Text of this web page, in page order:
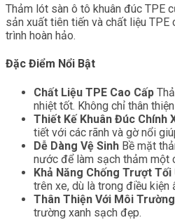
Thảm lót sàn ô tô khuân đúc TPE
sản xuất tiên tiến và chất liệu
trình hoàn hảo.
Đặc Điểm Nổi Bật
Chất Liệu TPE Cao Cấp
nhiệt tốt. Không chỉ thân
Thiết Kế Khuân Đúc Chính
tiết với các rãnh và gờ nổi
Dễ Dàng Vệ Sinh Bề mặt
nước để làm sạch thảm một
Khả Năng Chống Trượt Tối
trên xe, dù là trong điều kiện
Thân Thiện Với Môi Trường
trường xanh sạch đẹp.